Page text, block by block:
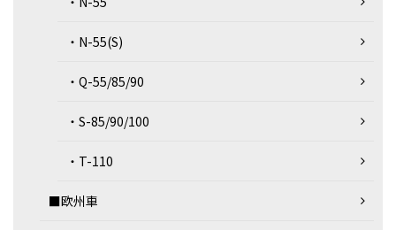
・N-55(S)
・Q-55/85/90
・S-85/90/100
・T-110
■欧州車